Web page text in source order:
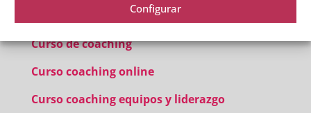
Configurar
Cursos destacados
Curso de coaching
Curso coaching online
Curso coaching equipos y liderazgo